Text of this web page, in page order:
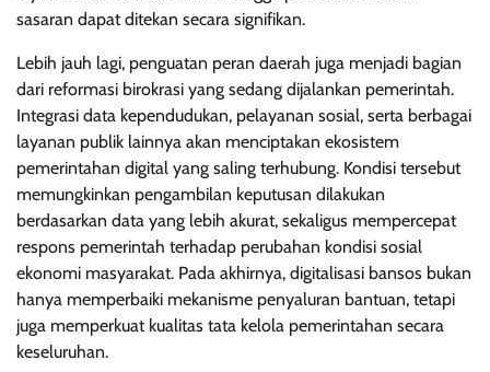
sasaran dapat ditekan secara signifikan.
Lebih jauh lagi, penguatan peran daerah juga menjadi bagian
dari reformasi birokrasi yang sedang dijalankan pemerintah.
Integrasi data kependudukan, pelayanan sosial, serta berbagai
layanan publik lainnya akan menciptakan ekosistem
pemerintahan digital yang saling terhubung. Kondisi tersebut
memungkinkan pengambilan keputusan dilakukan
berdasarkan data yang lebih akurat, sekaligus mempercepat
respons pemerintah terhadap perubahan kondisi sosial
ekonomi masyarakat. Pada akhirnya, digitalisasi bansos bukan
hanya memperbaiki mekanisme penyaluran bantuan, tetapi
juga memperkuat kualitas tata kelola pemerintahan secara
keseluruhan.